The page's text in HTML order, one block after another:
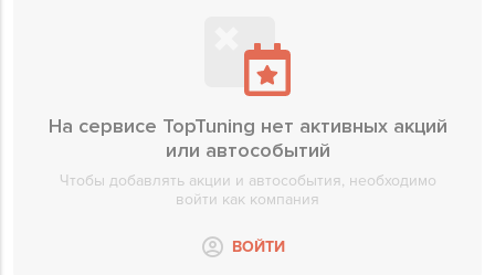
На сервисе TopTuning нет активных акций
или автособытий
Чтобы добавлять акции и автособытия, необходимо
войти как компания
ВОЙТИ